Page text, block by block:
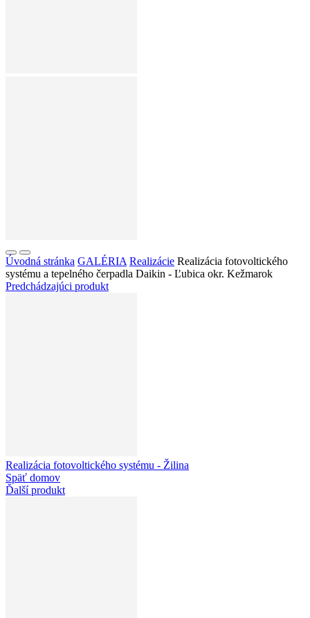
Úvodná stránka GALÉRIA Realizácie Realizácia fotovoltického
systému a tepelného čerpadla Daikin - Ľubica okr. Kežmarok
Predchádzajúci produkt
Realizácia fotovoltického systému - Žilina
Späť domov
Ďalší produkt